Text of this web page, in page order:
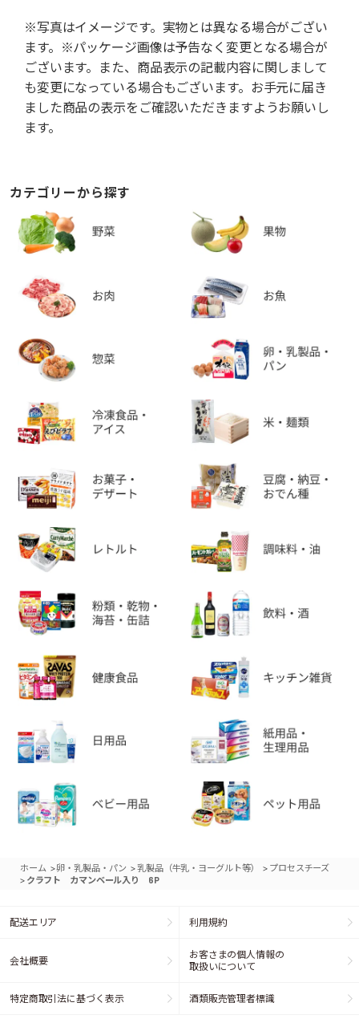
※写真はイメージです。実物とは異なる場合がござい
ます。※パッケージ画像は予告なく変更となる場合が
ございます。また、商品表示の記載内容に関しまして
も変更になっている場合もございます。お手元に届き
ました商品の表示をご確認いただきますようお願いし
ます。
カテゴリーから探す
ホーム >卵・乳製品・パン >乳製品（牛乳・ヨーグルト等） > プロセスチーズ
> クラフト カマンベール入り 6P
配送エリア 利用規約
会社概要
お客さまの個人情報の
取扱いについて
特定商取引法に基づく表示 酒類販売管理者標識